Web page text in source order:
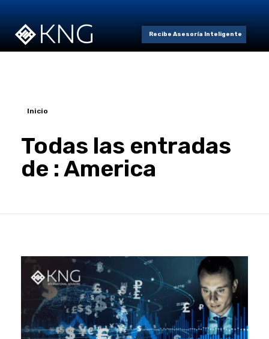
Recibe Asesoría Inteligente
Inicio
Todas las entradas
de : America